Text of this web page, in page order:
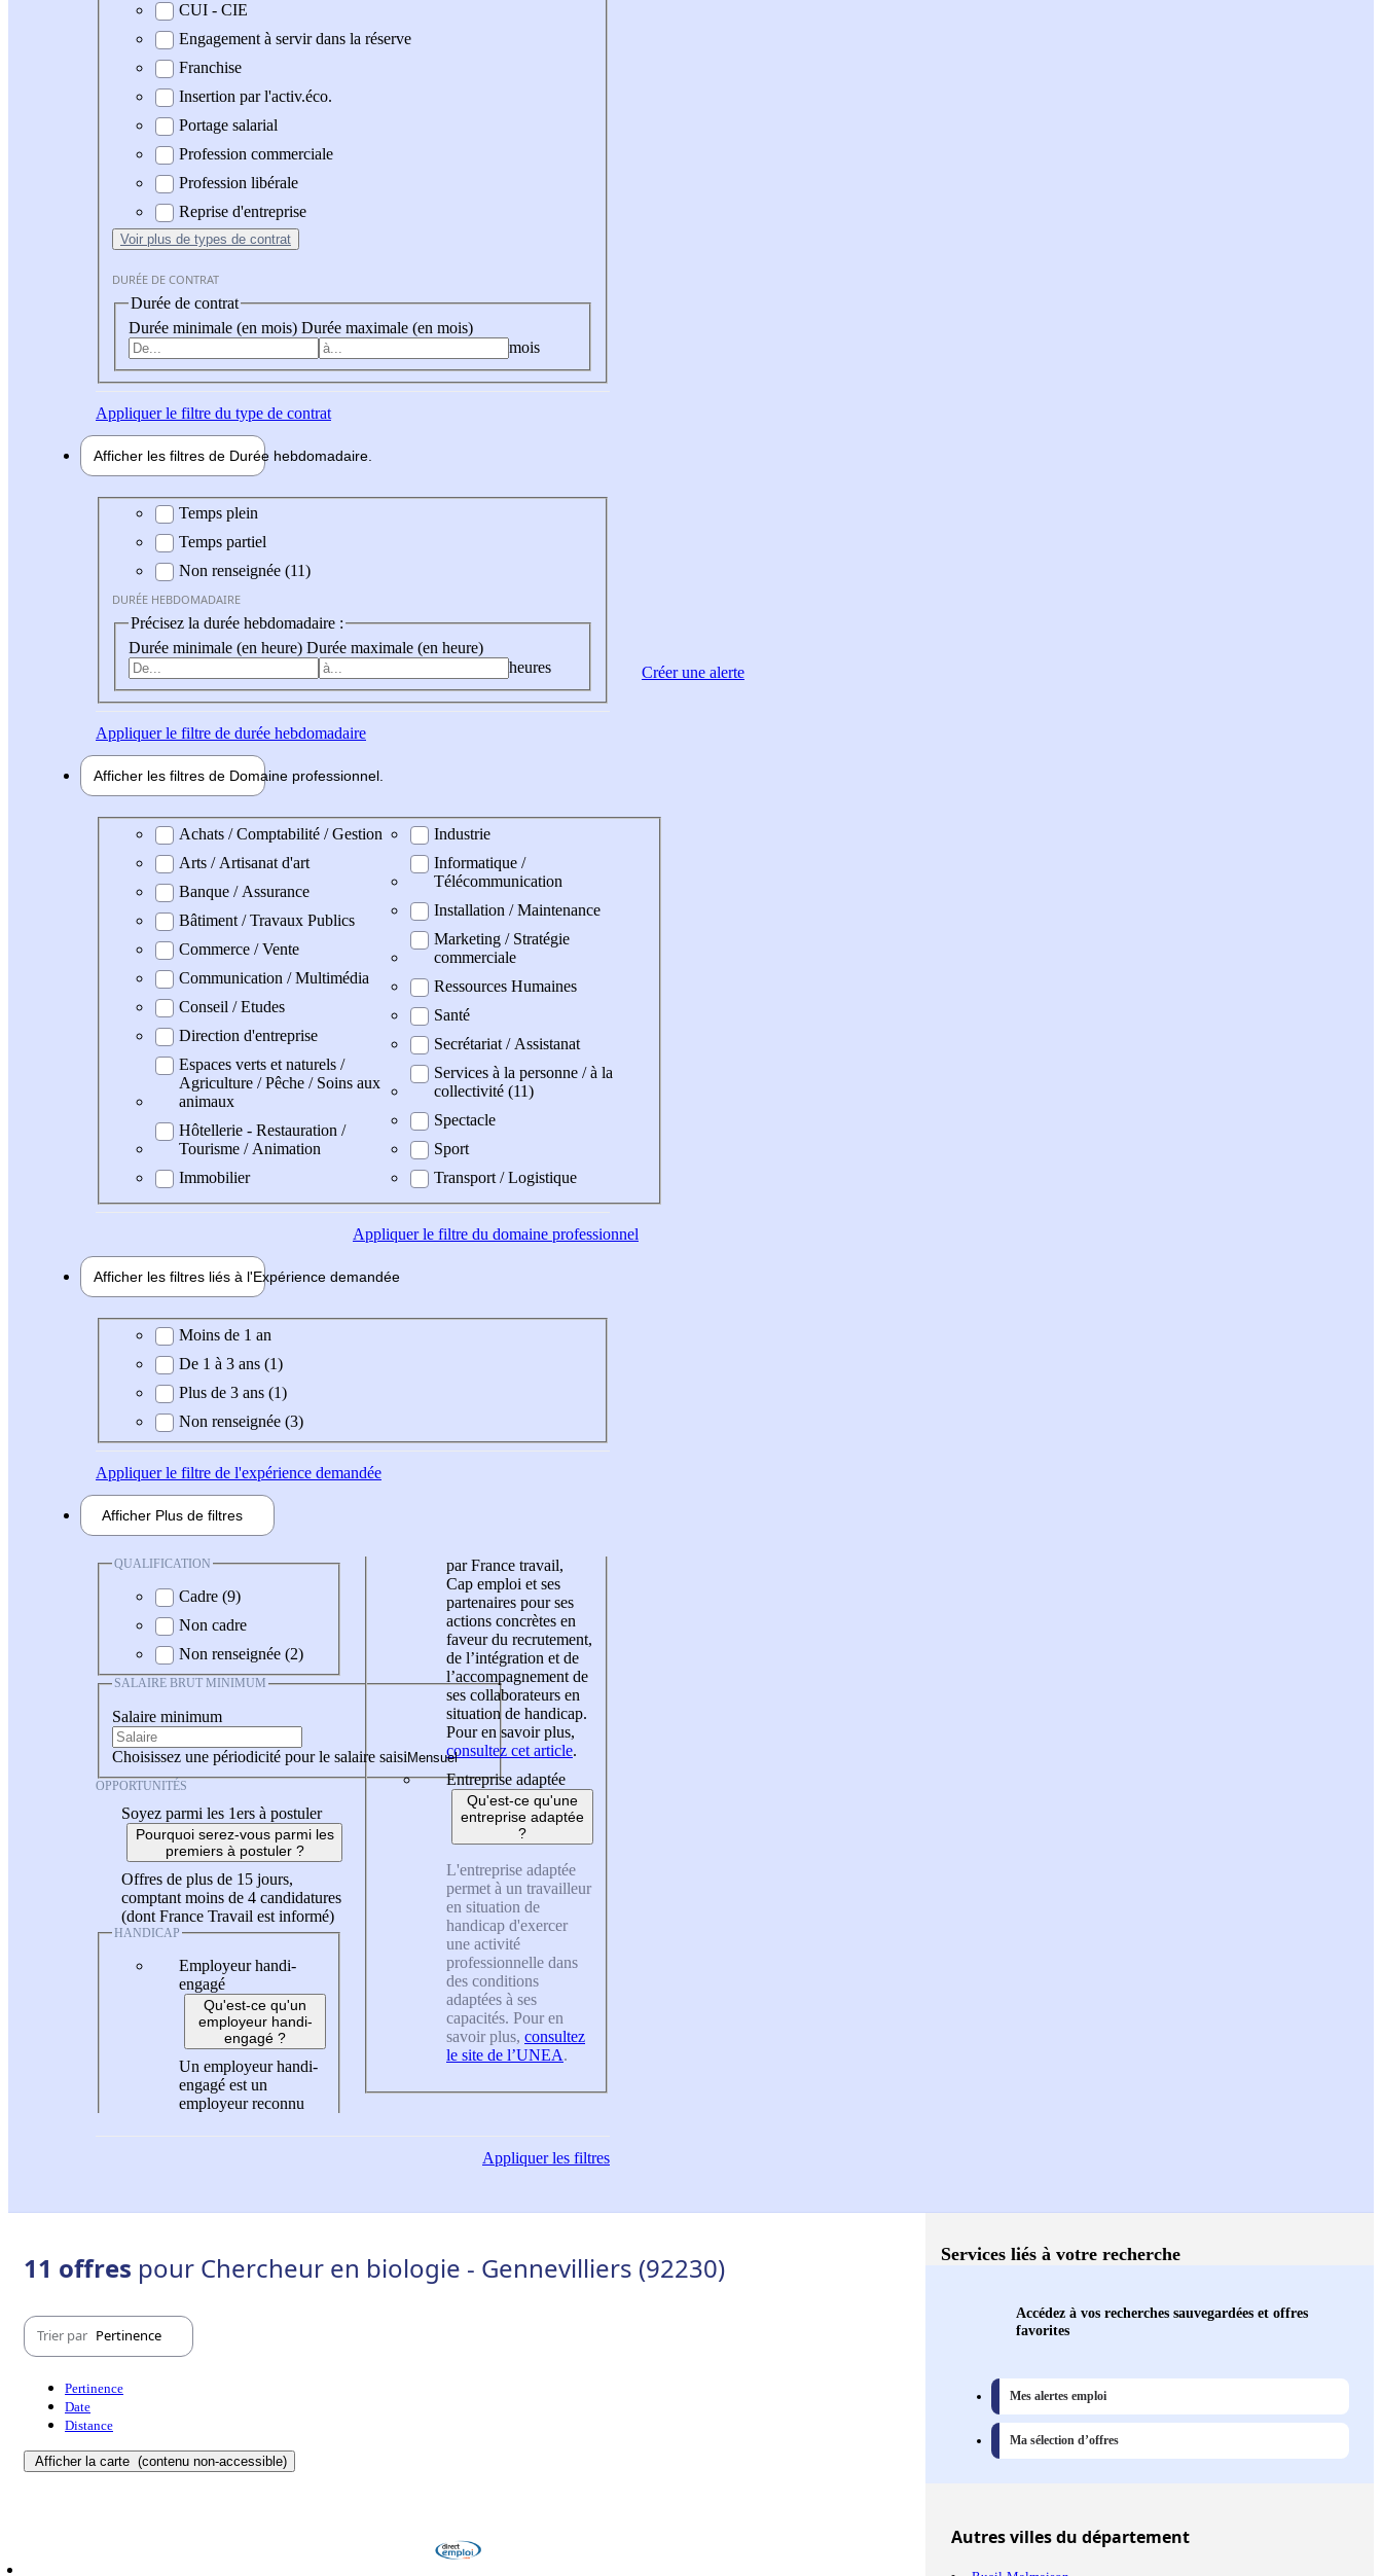
CUI - CIE
Engagement à servir dans la réserve
Franchise
Insertion par l'activ.éco.
Portage salarial
Profession commerciale
Profession libérale
Reprise d'entreprise
Voir plus de types de contrat
DURÉE DE CONTRAT
Durée de contrat
Durée minimale (en mois) Durée maximale (en mois)
mois
Appliquerle filtre du type de contrat
Afficher les filtres de Durée hebdomadaire
Durée hebdomadaire
Temps plein
Temps partiel
Non renseignée (11)
DURÉE HEBDOMADAIRE
Précisez la durée hebdomadaire :
Durée minimale (en heure) Durée maximale (en heure)
heures
Appliquerle filtre de durée hebdomadaire
Afficher les filtres de Domaine professionnel
Domaine professionel
Achats / Comptabilité / Gestion
Arts / Artisanat d'art
Banque / Assurance
Bâtiment / Travaux Publics
Commerce / Vente
Communication / Multimédia
Conseil / Etudes
Direction d'entreprise
Espaces verts et naturels /
Agriculture / Pêche / Soins aux
animaux
Hôtellerie - Restauration /
Tourisme / Animation
Immobilier
Industrie
Informatique /
Télécommunication
Installation / Maintenance
Marketing / Stratégie
commerciale
Ressources Humaines
Santé
Secrétariat / Assistanat
Services à la personne / à la
collectivité (11)
Spectacle
Sport
Transport / Logistique
Appliquerle filtre du domaine professionnel
Afficher les filtres liés à l'Expérience demandée
Expérience demandée
Moins de 1 an
De 1 à 3 ans (1)
Plus de 3 ans (1)
Non renseignée (3)
Appliquerle filtre de l'expérience demandée
Afficher Plus de filtres
QUALIFICATION
Cadre (9)
Non cadre
Non renseignée (2)
SALAIRE BRUT MINIMUM
Salaire minimum
Choisissez une périodicité pour le salaire saisi
OPPORTUNITÉS
Soyez parmi les 1ers à postuler
Pourquoi serez-vous parmi les
premiers à postuler ?
Offres de plus de 15 jours,
comptant moins de 4 candidatures
(dont France Travail est informé)
HANDICAP
Employeur handi-
engagé
Qu'est-ce qu'un
employeur handi-
engagé ?
Un employeur handi-
engagé est un
employeur reconnu
par France travail,
Cap emploi et ses
partenaires pour ses
actions concrètes en
faveur du recrutement,
de l’intégration et de
l’accompagnement de
ses collaborateurs en
situation de handicap.
Pour en savoir plus,
consultez cet article.
Entreprise adaptée
Qu'est-ce qu'une
entreprise adaptée
?
L'entreprise adaptée
permet à un travailleur
en situation de
handicap d'exercer
une activité
professionnelle dans
des conditions
adaptées à ses
capacités. Pour en
savoir plus, consultez
le site de l’UNEA.
Appliquerles filtres
Créer une alerte
11 offres pour Chercheur en biologie - Gennevilliers (92230)
Trier par Pertinence
Pertinence
Date
Distance
Afficher la carte (contenu non-accessible)
Services liés à votre recherche
Accédez à vos recherches sauvegardées et offres
favorites
Mes alertes emploi
Ma sélection d’offres
Autresvillesdu département